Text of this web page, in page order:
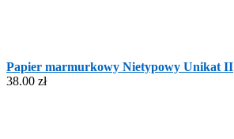
Papier marmurkowy Nietypowy Unikat II
38.00 zł